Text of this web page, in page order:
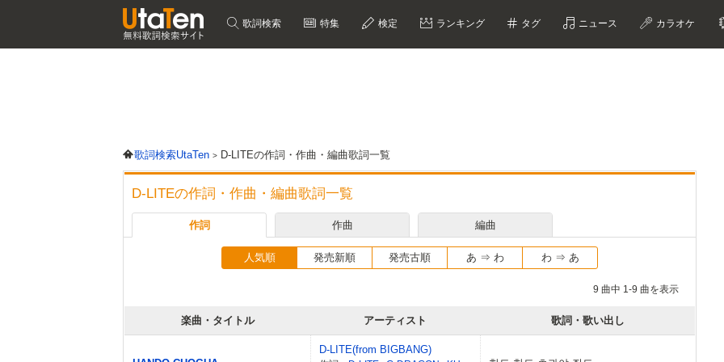
歌詞検索 特集 検定 ランキング タグ ニュース カラオケ
歌詞検索UtaTen D-LITEの作詞・作曲・編曲歌詞一覧
D-LITEの作詞・作曲・編曲歌詞一覧
作詞 作曲 編曲
人気順 発売新順 発売古順 あ ⇒ わ わ ⇒ あ
9 曲中 1-9 曲を表示
楽曲・タイトル アーティスト 歌詞・歌い出し
D-LITE(from BIGBANG)